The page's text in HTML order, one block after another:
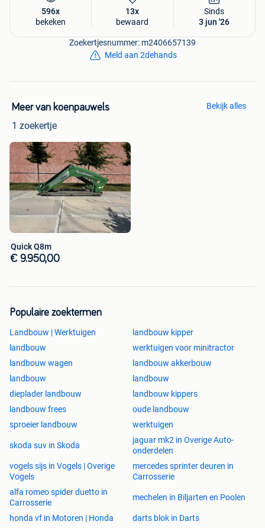
596x
bekeken
13x
bewaard
Sinds
3 jun '26
Zoekertjesnummer: m2406657139
Meld aan 2dehands
Meer van koenpauwels
1 zoekertje
Bekijk alles
Quick Q8m
€ 9.950,00
Populaire zoektermen
Landbouw | Werktuigen
landbouw kipper
landbouw
werktuigen voor minitractor
landbouw wagen
landbouw akkerbouw
landbouw
landbouw
dieplader landbouw
landbouw kippers
landbouw frees
oude landbouw
sproeier landbouw
werktuigen
skoda suv in Skoda
jaguar mk2 in Overige Auto-
onderdelen
vogels sijs in Vogels | Overige
Vogels
mercedes sprinter deuren in
Carrosserie
alfa romeo spider duetto in
Carrosserie
mechelen in Biljarten en Poolen
honda vf in Motoren | Honda
darts blok in Darts